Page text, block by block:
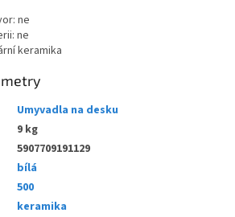
ne
ne
keramika
Umyvadla na desku
9 kg
5907709191129
bílá
500
keramika